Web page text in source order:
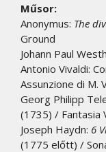
Műsor:
Anonymus: The
Ground
Johann Paul
Antonio Vivaldi:
Assunzione di M.
Georg Philipp
(1735) / Fantasia
Joseph Haydn: 6
(1775 előtt) /